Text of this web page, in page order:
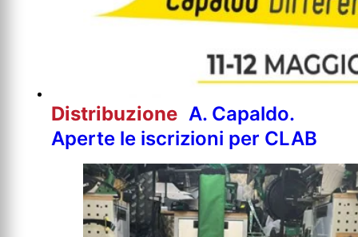
Distribuzione A. Capaldo.
Aperte le iscrizioni per CLAB